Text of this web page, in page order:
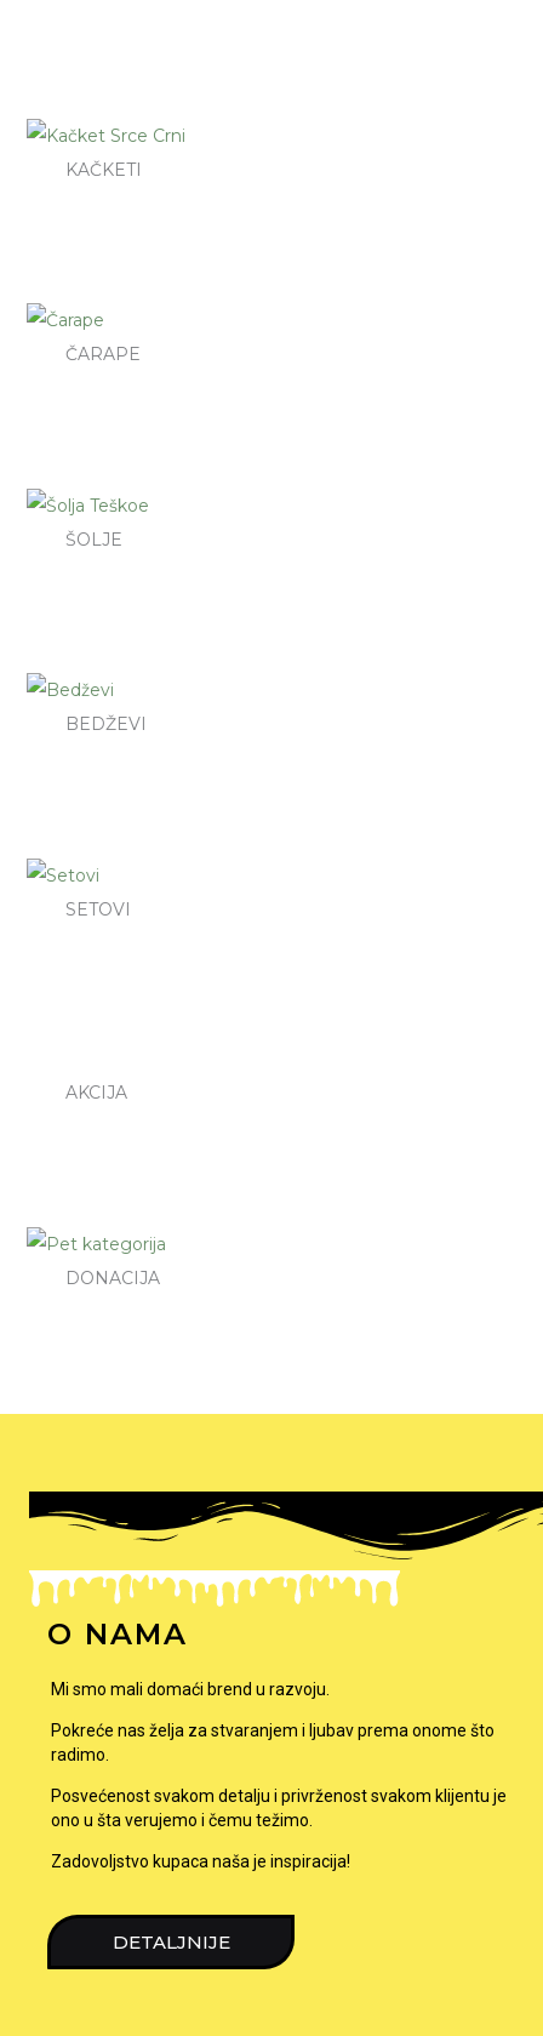
KAČKETI
ČARAPE
ŠOLJE
BEDŽEVI
SETOVI
AKCIJA
DONACIJA
O NAMA
Mi smo mali domaći brend u razvoju.
Pokreće nas želja za stvaranjem i ljubav prema onome što
radimo.
Posvećenost svakom detalju i privrženost svakom klijentu je
ono u šta verujemo i čemu težimo.
Zadovoljstvo kupaca naša je inspiracija!
DETALJNIJE